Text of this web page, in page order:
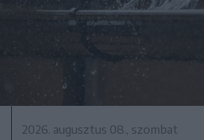
2026. augusztus 08., szombat